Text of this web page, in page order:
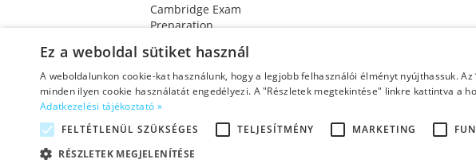
Cambridge Exam
Preparation
Adatkezelési tájékoztató|Üzletszabályzat (ÁSZF)
©2026 Copyright Helen Doron
Ez a weboldal sütiket használ
A weboldalunkon cookie-kat használunk, hogy a legjobb felhasználói élményt nyújthassuk.
minden ilyen cookie használatát engedélyezi. A "Részletek megtekintése" linkre kattintva a
Adatkezelési tájékoztató »
FELTÉTLENÜL SZÜKSÉGES
TELJESÍTMÉNY MARKETING
RÉSZLETEK MEGJELENÍTÉSE